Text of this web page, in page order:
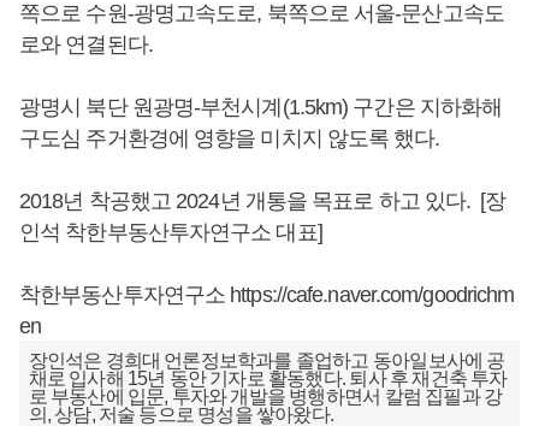
쪽으로 수원-광명고속도로, 북쪽으로 서울-문산고속도
로와 연결된다.
광명시 북단 원광명-부천시계(1.5km) 구간은 지하화해
구도심 주거환경에 영향을 미치지 않도록 했다.
2018년 착공했고 2024년 개통을 목표로 하고 있다. [장
인석 착한부동산투자연구소 대표]
착한부동산투자연구소 https://cafe.naver.com/goodrichm
en
장인석은 경희대 언론정보학과를 졸업하고 동아일보사에 공
채로 입사해 15년 동안 기자로 활동했다. 퇴사 후 재건축 투자
로 부동산에 입문, 투자와 개발을 병행하면서 칼럼 집필과 강
의, 상담, 저술 등으로 명성을 쌓아왔다.